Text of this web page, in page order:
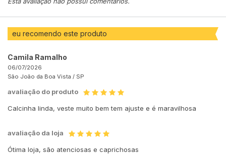
eu recomendo este produto
Camila Ramalho
06/07/2026
São João da Boa Vista / SP
avaliação do produto
Calcinha linda, veste muito bem tem ajuste e é maravilhosa
avaliação da loja
Ótima loja, são atenciosas e caprichosas